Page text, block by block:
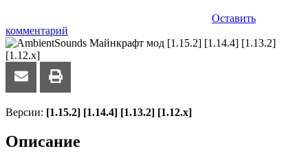
Оставить
комментарий
Версии: [1.15.2] [1.14.4] [1.13.2] [1.12.х]
Описание